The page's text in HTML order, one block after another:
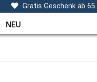
Gratis Geschenk ab
Sets
NEU